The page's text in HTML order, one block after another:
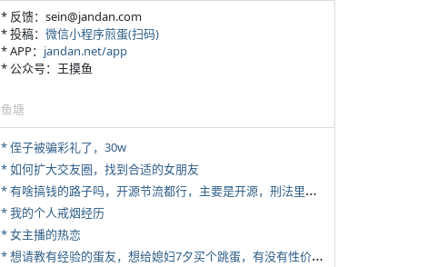
* 反馈：sein@jandan.com
* 投稿： 微信小程序煎蛋(扫码)
* APP： jandan.net/app
* 公众号：王摸鱼
鱼塘
* 侄子被骗彩礼了，30w
* 如何扩大交友圈，找到合适的女朋友
*
有啥搞钱的路子吗，开源节流都行，主要是开源，刑法里的咱不做
* 我的个人戒烟经历
* 女主播的热恋
*
想请教有经验的蛋友，想给媳妇7夕买个跳蛋，有没有性价比高的推荐